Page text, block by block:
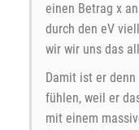
einen Betrag x
durch den eV
wir wir uns das
Damit ist er
fühlen, weil er
mit einem